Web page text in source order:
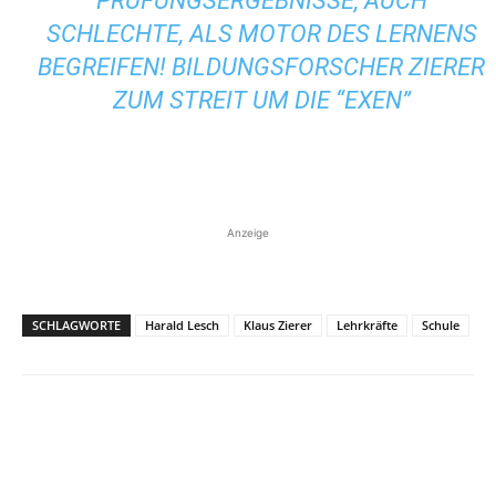
SCHLECHTE, ALS MOTOR DES LERNENS
BEGREIFEN! BILDUNGSFORSCHER ZIERER
ZUM STREIT UM DIE “EXEN”
Anzeige
SCHLAGWORTE Harald Lesch Klaus Zierer Lehrkräfte Schule